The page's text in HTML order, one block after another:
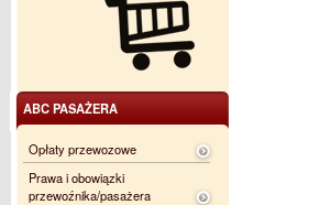
ABC PASAŻERA
Opłaty przewozowe
Prawa i obowiązki
przewoźnika/pasażera